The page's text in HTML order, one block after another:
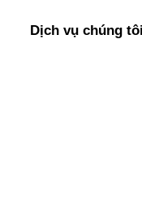
Dịch vụ chúng